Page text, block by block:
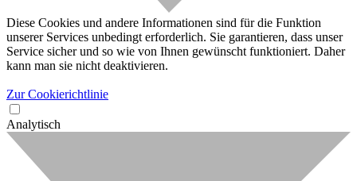
Diese Cookies und andere Informationen sind für die Funktion
unserer Services unbedingt erforderlich. Sie garantieren, dass unser
Service sicher und so wie von Ihnen gewünscht funktioniert. Daher
kann man sie nicht deaktivieren.
Zur Cookierichtlinie
Analytisch